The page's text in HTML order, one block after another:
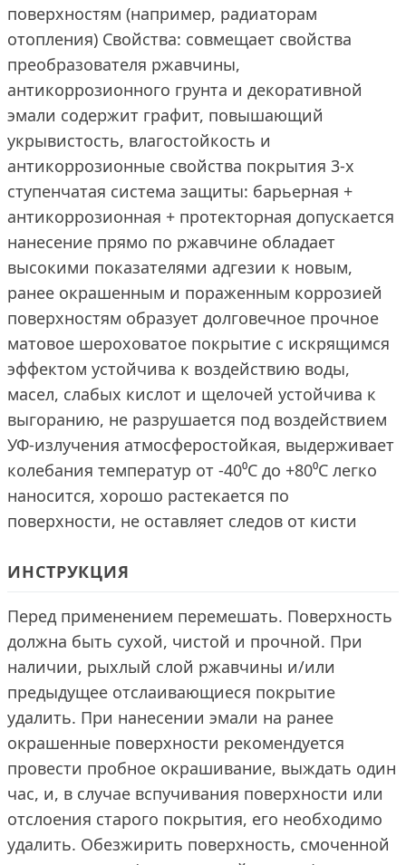
поверхностям (например, радиаторам
отопления) Свойства: совмещает свойства
преобразователя ржавчины,
антикоррозионного грунта и декоративной
эмали содержит графит, повышающий
укрывистость, влагостойкость и
антикоррозионные свойства покрытия 3-х
ступенчатая система защиты: барьерная +
антикоррозионная + протекторная допускается
нанесение прямо по ржавчине обладает
высокими показателями адгезии к новым,
ранее окрашенным и пораженным коррозией
поверхностям образует долговечное прочное
матовое шероховатое покрытие с искрящимся
эффектом устойчива к воздействию воды,
масел, слабых кислот и щелочей устойчива к
выгоранию, не разрушается под воздействием
УФ-излучения атмосферостойкая, выдерживает
колебания температур от -40⁰C до +80⁰С легко
наносится, хорошо растекается по
поверхности, не оставляет следов от кисти
ИНСТРУКЦИЯ
Перед применением перемешать. Поверхность
должна быть сухой, чистой и прочной. При
наличии, рыхлый слой ржавчины и/или
предыдущее отслаивающиеся покрытие
удалить. При нанесении эмали на ранее
окрашенные поверхности рекомендуется
провести пробное окрашивание, выждать один
час, и, в случае вспучивания поверхности или
отслоения старого покрытия, его необходимо
удалить. Обезжирить поверхность, смоченной